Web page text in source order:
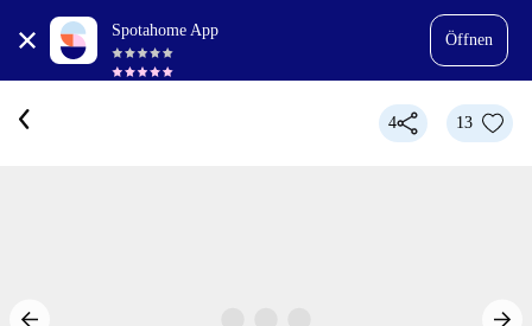
Spotahome App
Öffnen
4 13